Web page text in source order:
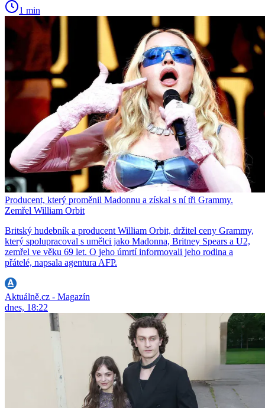
1 min
Producent, který proměnil Madonnu a získal s ní tři Grammy.
Zemřel William Orbit
Britský hudebník a producent William Orbit, držitel ceny Grammy,
který spolupracoval s umělci jako Madonna, Britney Spears a U2,
zemřel ve věku 69 let. O jeho úmrtí informovali jeho rodina a
přátelé, napsala agentura AFP.
Aktuálně.cz - Magazín
dnes, 18:22